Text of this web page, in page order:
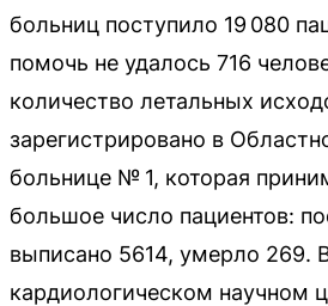
больниц поступило 19 080
помочь не удалось 716
количество летальных
зарегистрировано в
больнице № 1, которая
большое число пациентов:
выписано 5614, умерло 269.
кардиологическом научном